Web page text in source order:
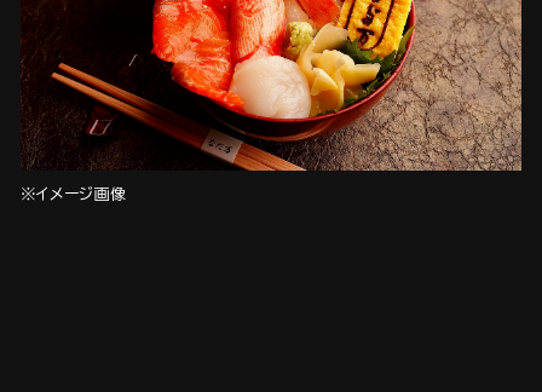
※イメージ画像